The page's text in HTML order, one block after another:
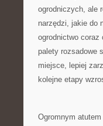
ogrodniczych, ale
narzędzi, jakie do
ogrodnictwo coraz
palety rozsadowe
miejsce, lepiej
kolejne etapy
Ogromnym